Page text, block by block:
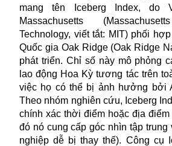
mang tên Iceberg Index, do
Massachusetts
Technology, viết tắt: MIT) phối
Quốc gia Oak Ridge (Oak Ridge
phát triển. Chỉ số này mô phỏng
lao động Hoa Kỳ tương tác trên
việc họ có thể bị ảnh hưởng bởi
Theo nhóm nghiên cứu, Iceberg
chính xác thời điểm hoặc địa
đó nó cung cấp góc nhìn tập trung
nghiệp dễ bị thay thế). Công cụ